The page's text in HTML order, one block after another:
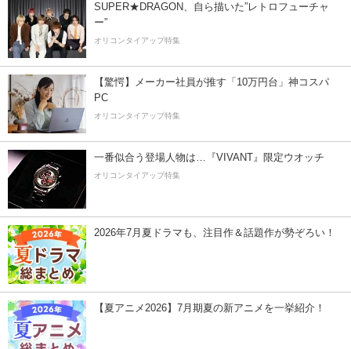
SUPER★DRAGON、自ら描いた”レトロフューチャ
ー”
オリコンタイアップ特集
【驚愕】メーカー社員が推す「10万円台」神コスパ
PC
オリコンタイアップ特集
一番似合う登場人物は…『VIVANT』限定ウオッチ
オリコンタイアップ特集
2026年7月夏ドラマも、注目作＆話題作が勢ぞろい！
【夏アニメ2026】7月期夏の新アニメを一挙紹介！